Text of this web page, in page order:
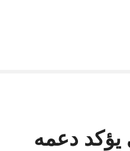
يؤكد دعمه